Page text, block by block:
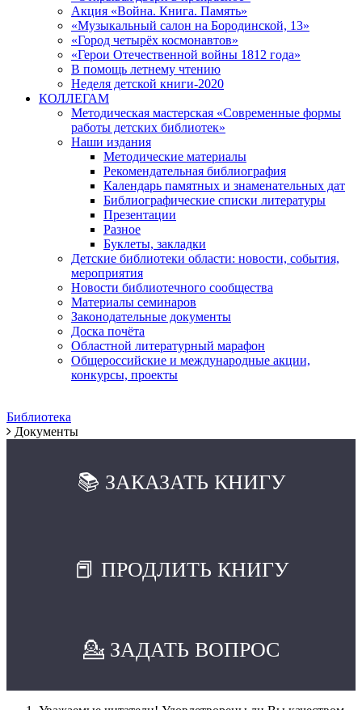
Акция «Война. Книга. Память»
«Музыкальный салон на Бородинской, 13»
«Город четырёх космонавтов»
«Герои Отечественной войны 1812 года»
В помощь летнему чтению
Неделя детской книги-2020
КОЛЛЕГАМ
Методическая мастерская «Современные формы
работы детских библиотек»
Наши издания
Методические материалы
Рекомендательная библиография
Календарь памятных и знаменательных дат
Библиографические списки литературы
Презентации
Разное
Буклеты, закладки
Детские библиотеки области: новости, события,
мероприятия
Новости библиотечного сообщества
Материалы семинаров
Законодательные документы
Доска почёта
Областной литературный марафон
Общероссийские и международные акции,
конкурсы, проекты
Библиотека
Документы
📚 ЗАКАЗАТЬ КНИГУ
📕 ПРОДЛИТЬ КНИГУ
💁 ЗАДАТЬ ВОПРОС